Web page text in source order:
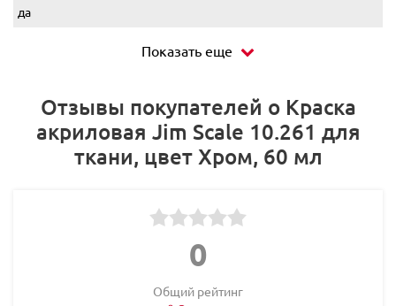
да
Показать еще
Отзывы покупателей о Краска
акриловая Jim Scale 10.261 для
ткани, цвет Хром, 60 мл
0
Общий рейтинг